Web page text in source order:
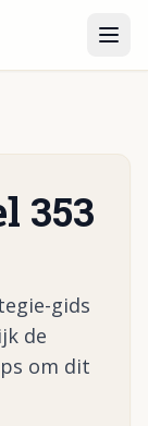
353
gids
de
om dit